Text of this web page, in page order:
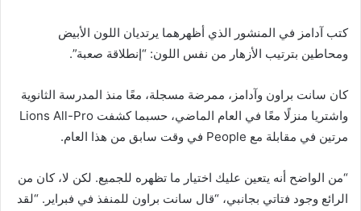
كتب آدامز في المنشور الذي أظهرهما يرتديان اللون الأبيض
ومحاطين بترتيب الأزهار من نفس اللون: “إنطلاقة صعبة”.
كان سانت براون وآدامز، ممرضة مسجلة، معًا منذ المدرسة الثانوية
واشتريا منزلًا معًا في العام الماضي، حسبما كشفت Lions All-Pro
مرتين في مقابلة مع People في وقت سابق من هذا العام.
“من الواضح أنه يتعين عليك اختيار ما تظهره للجميع. لكن لا، كان من
الرائع وجود فتاتي بجانبي، “قال سانت براون للمنفذ في فبراير. “لقد